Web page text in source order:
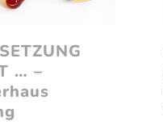
… –